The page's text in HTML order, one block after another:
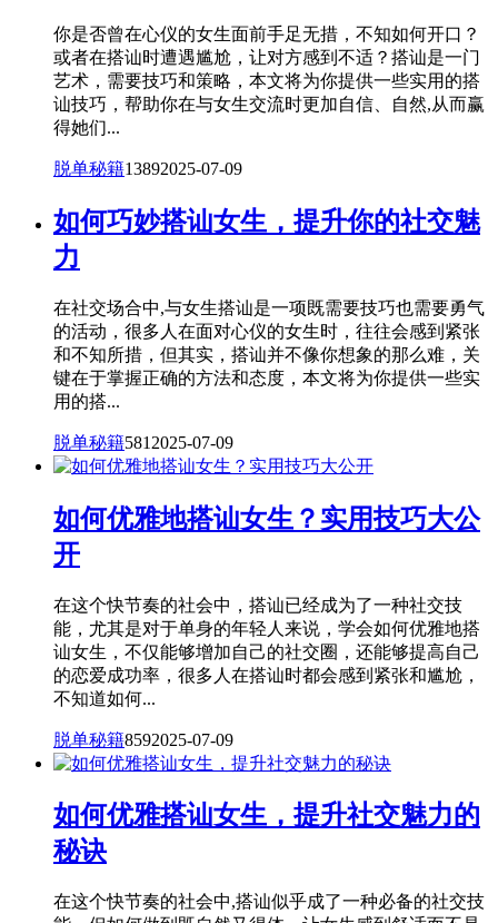
你是否曾在心仪的女生面前手足无措，不知如何开口？
或者在搭讪时遭遇尴尬，让对方感到不适？搭讪是一门
艺术，需要技巧和策略，本文将为你提供一些实用的搭
讪技巧，帮助你在与女生交流时更加自信、自然,从而赢
得她们...
脱单秘籍13892025-07-09
如何巧妙搭讪女生，提升你的社交魅
力
在社交场合中,与女生搭讪是一项既需要技巧也需要勇气
的活动，很多人在面对心仪的女生时，往往会感到紧张
和不知所措，但其实，搭讪并不像你想象的那么难，关
键在于掌握正确的方法和态度，本文将为你提供一些实
用的搭...
脱单秘籍581 2025-07-09
如何优雅地搭讪女生？实用技巧大公
开
在这个快节奏的社会中，搭讪已经成为了一种社交技
能，尤其是对于单身的年轻人来说，学会如何优雅地搭
讪女生，不仅能够增加自己的社交圈，还能够提高自己
的恋爱成功率，很多人在搭讪时都会感到紧张和尴尬，
不知道如何...
脱单秘籍8592025-07-09
如何优雅搭讪女生，提升社交魅力的
秘诀
在这个快节奏的社会中,搭讪似乎成了一种必备的社交技